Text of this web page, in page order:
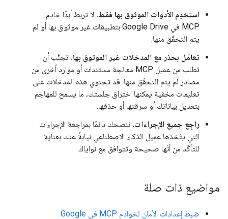
استخدِم الأدوات الموثوق بها فقط. لا تربط أبدًا خادم
MCP في Google Drive بتطبيقات غير موثوق بها أو لم
يتم التحقّق منها.
تعامَل بحذر مع المدخلات غير الموثوق بها. تجنَّب أن
تطلب من عميل MCP معالجة مستندات أو موارد أخرى من
مصادر لم يتم التحقّق منها. قد تحتوي هذه المدخلات على
تعليمات مخفية يمكنها اختراق جلستك، ما يسمح للمهاجم
بتعديل بياناتك أو سرقتها أو حذفها.
راجِع جميع الإجراءات. ننصحك دائمًا بمراجعة الإجراءات
التي يتّخذها عميل الذكاء الاصطناعي نيابةً عنك بعناية
للتأكّد من أنّها صحيحة وتتوافق مع نواياك.
مواضيع ذات صلة
ضبط إعدادات الأمان لخوادم MCP في Google